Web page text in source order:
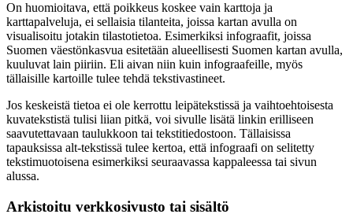
On huomioitava, että poikkeus koskee vain karttoja ja
karttapalveluja, ei sellaisia tilanteita, joissa kartan avulla on
visualisoitu jotakin tilastotietoa. Esimerkiksi infograafit, joissa
Suomen väestönkasvua esitetään alueellisesti Suomen kartan avulla,
kuuluvat lain piiriin. Eli aivan niin kuin infograafeille, myös
tällaisille kartoille tulee tehdä tekstivastineet.
Jos keskeistä tietoa ei ole kerrottu leipätekstissä ja vaihtoehtoisesta
kuvatekstistä tulisi liian pitkä, voi sivulle lisätä linkin erilliseen
saavutettavaan taulukkoon tai tekstitiedostoon. Tällaisissa
tapauksissa alt-tekstissä tulee kertoa, että infograafi on selitetty
tekstimuotoisena esimerkiksi seuraavassa kappaleessa tai sivun
alussa.
Arkistoitu verkkosivusto tai sisältö